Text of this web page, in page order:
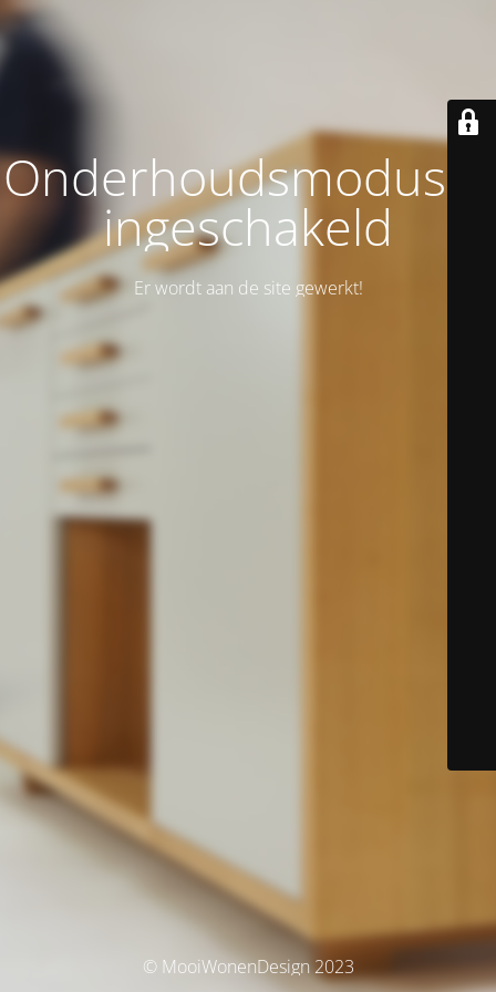
Onderhoudsmodus is
ingeschakeld
Er wordt aan de site gewerkt!
© MooiWonenDesign 2023